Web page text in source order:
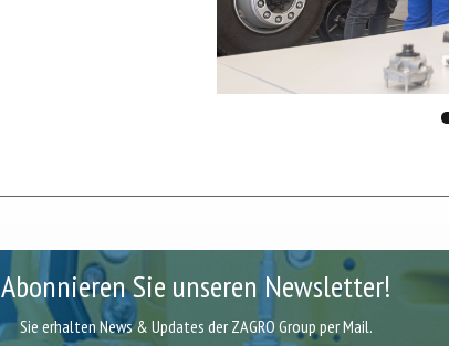
Abonnieren Sie unseren Newsletter!
Sie erhalten News & Updates der ZAGRO Group per Mail.